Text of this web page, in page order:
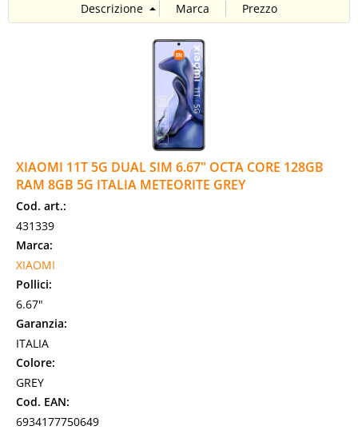
XIAOMI 11T 5G DUAL SIM 6.67" OCTA CORE 128GB
RAM 8GB 5G ITALIA METEORITE GREY
Cod. art.:
431339
Marca:
XIAOMI
Pollici:
6.67"
Garanzia:
ITALIA
Colore:
GREY
Cod. EAN:
6934177750649